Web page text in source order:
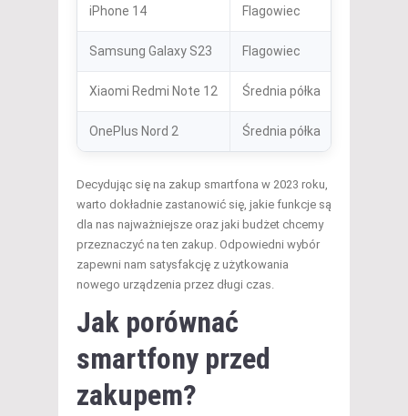
iPhone 14 Flagowiec
Samsung Galaxy S23 Flagowiec
Xiaomi Redmi Note 12 Średnia półka
OnePlus Nord 2 Średnia półka
Decydując się na zakup smartfona w 2023 roku,
warto dokładnie zastanowić się, jakie funkcje są
dla nas najważniejsze oraz jaki budżet chcemy
przeznaczyć na ten zakup. Odpowiedni wybór
zapewni nam satysfakcję z użytkowania
nowego urządzenia przez długi czas.
Jak porównać
smartfony przed
zakupem?